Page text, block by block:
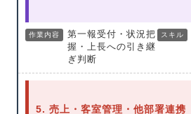
作業内容
第一報受付・状況把
握・上長への引き継
ぎ判断
スキル
5. 売上・客室管理・他部署連携